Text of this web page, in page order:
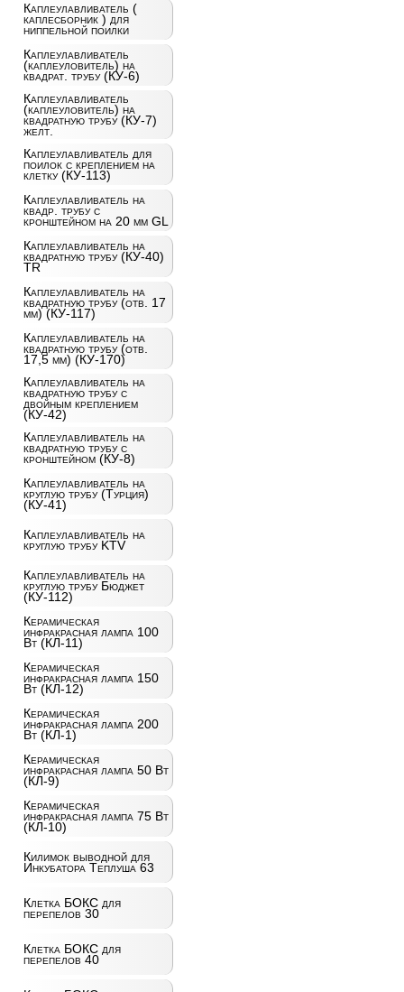
Каплеулавливатель (
каплесборник ) для
ниппельной поилки
Каплеулавливатель
(каплеуловитель) на
квадрат. трубу (КУ-6)
Каплеулавливатель
(каплеуловитель) на
квадратную трубу (КУ-7)
желт.
Каплеулавливатель для
поилок с креплением на
клетку (КУ-113)
Каплеулавливатель на
квадр. трубу с
кронштейном на 20 мм GL
Каплеулавливатель на
квадратную трубу (КУ-40)
TR
Каплеулавливатель на
квадратную трубу (отв. 17
мм) (КУ-117)
Каплеулавливатель на
квадратную трубу (отв.
17,5 мм) (КУ-170)
Каплеулавливатель на
квадратную трубу с
двойным креплением
(КУ-42)
Каплеулавливатель на
квадратную трубу с
кронштейном (КУ-8)
Каплеулавливатель на
круглую трубу (Турция)
(КУ-41)
Каплеулавливатель на
круглую трубу KTV
Каплеулавливатель на
круглую трубу Бюджет
(КУ-112)
Керамическая
инфракрасная лампа 100
Вт (КЛ-11)
Керамическая
инфракрасная лампа 150
Вт (КЛ-12)
Керамическая
инфракрасная лампа 200
Вт (КЛ-1)
Керамическая
инфракрасная лампа 50 Вт
(КЛ-9)
Керамическая
инфракрасная лампа 75 Вт
(КЛ-10)
Килимок выводной для
Инкубатора Теплуша 63
Клетка БОКС для
перепелов 30
Клетка БОКС для
перепелов 40